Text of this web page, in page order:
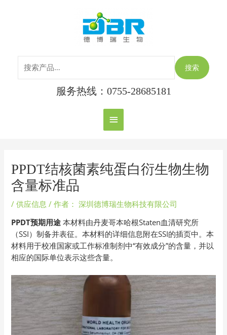
主
菜
单
搜索
服务热线：0755-28685181
PPDT结核菌素纯蛋白衍生物生物
含量标准品
/供应信息 / 作者： 深圳德博瑞生物科技有限公司
PPDT预期用途 本材料由丹麦哥本哈根Staten血清研究所
（SSI）制备并表征。本材料的详细信息附在SSI的插页中。本
材料用于校准国家或工作标准制剂中“有效成分”的含量，并以
相应的国际单位表示这些含量。